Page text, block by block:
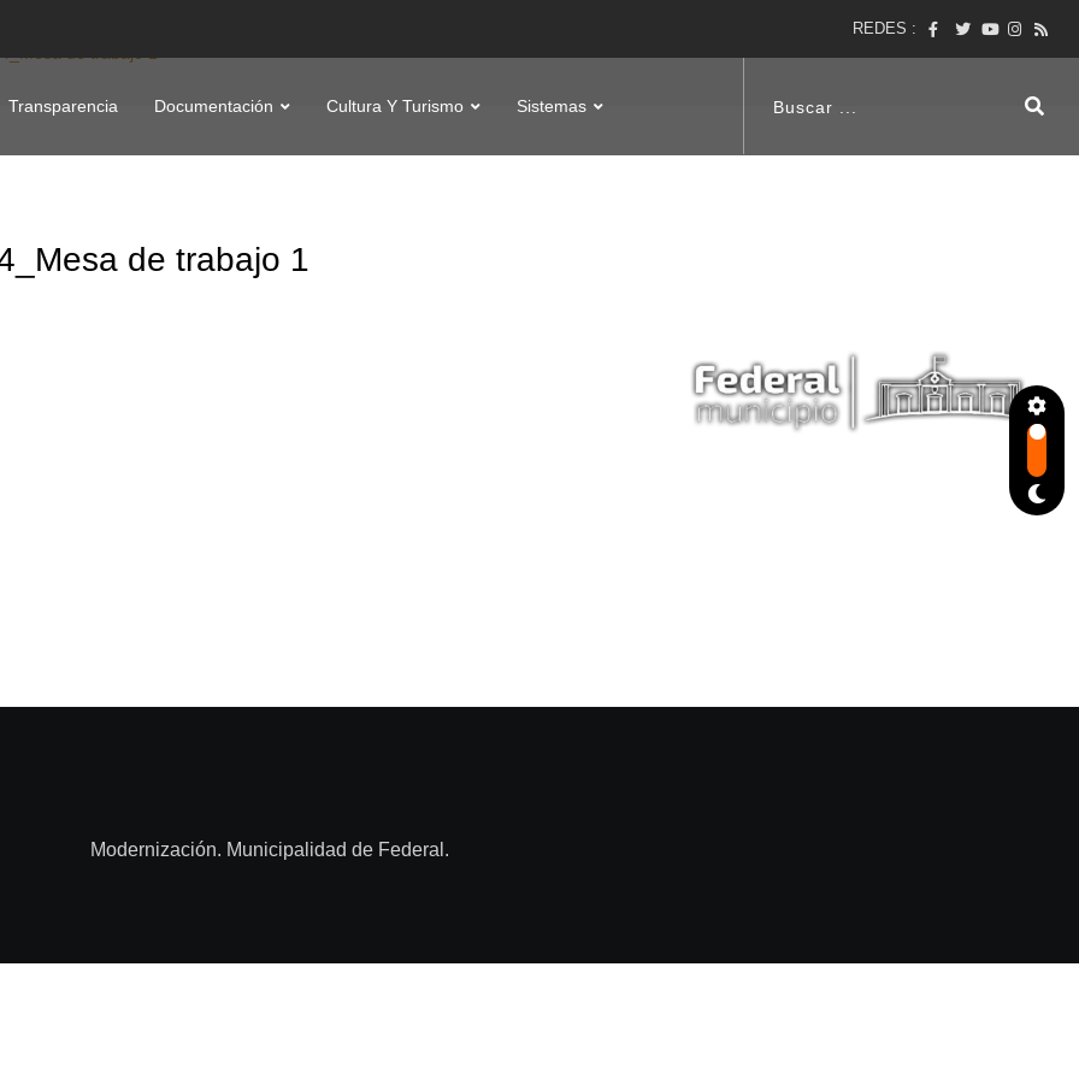
REDES :
Transparencia Documentación Cultura Y Turismo Sistemas
de trabajo 1
Modernización. Municipalidad de Federal.